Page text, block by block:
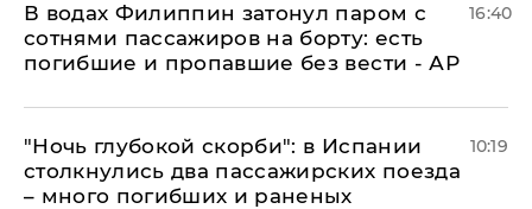
В водах Филиппин затонул паром с
сотнями пассажиров на борту: есть
погибшие и пропавшие без вести - АР
16:40
"Ночь глубокой скорби": в Испании
столкнулись два пассажирских поезда
– много погибших и раненых
10:19